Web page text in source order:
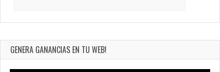
GENERA GANANCIAS EN TU WEB!